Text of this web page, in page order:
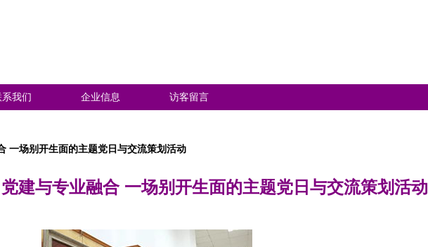
系我们 企业信息 访客留言
一场别开生面的主题党日与交流策划活动
建与专业融合 一场别开生面的主题党日与交流策划活动